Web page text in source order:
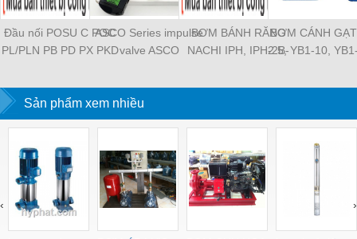
Đầu nối POSU C POC
PL/PLN PB PD PX PKD
PLF PMF PTL SL SS
SCA SAFS SASF HVFS
HVSF PU PV PE PY
HVFF PLJ PYJ PP PG
PEG PW PGJ PPGJ
PYJW SL-C PC-C
POC-C PL-C
ASCO Series impulse
valve ASCO
SCG353A044 ASCO
SCG353A047 ASCO
SCG353A050 ASCO
SXE353.060
BƠM BÁNH RĂNG
NACHI IPH, IPH-2B-
IPH-2A-5-11, IPH-5A-
IPH-5B-50-LT-11, IPH-
100-L-11, IPH-5A-40-
11
BƠM CÁNH
2.5, YB1-10,
100/16 YB1-
YB1-40/12 YB1-
Sản phẩm xem nhiều
‹ ›